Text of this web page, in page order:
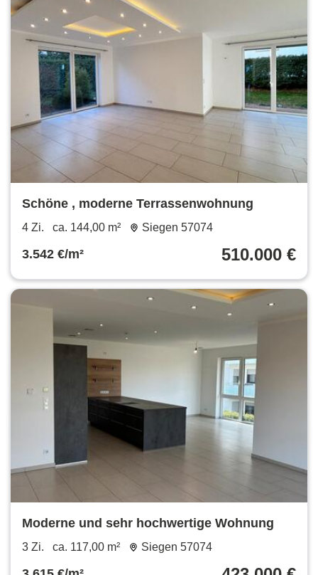
Schöne , moderne Terrassenwohnung
4 Zi. ca. 144,00 m² Siegen 57074
3.542 €/m² 510.000 €
Moderne und sehr hochwertige Wohnung
3 Zi. ca. 117,00 m² Siegen 57074